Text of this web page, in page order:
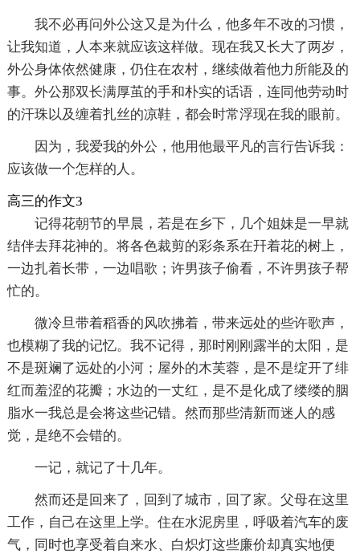
我不必再问外公这又是为什么，他多年不改的习惯，
让我知道，人本来就应该这样做。现在我又长大了两岁，
外公身体依然健康，仍住在农村，继续做着他力所能及的
事。外公那双长满厚茧的手和朴实的话语，连同他劳动时
的汗珠以及缠着扎丝的凉鞋，都会时常浮现在我的眼前。
因为，我爱我的外公，他用他最平凡的言行告诉我：
应该做一个怎样的人。
高三的作文3
记得花朝节的早晨，若是在乡下，几个姐妹是一早就
结伴去拜花神的。将各色裁剪的彩条系在幵着花的树上，
一边扎着长带，一边唱歌；许男孩子偷看，不许男孩子帮
忙的。
微冷旦带着稻香的风吹拂着，带来远处的些许歌声，
也模糊了我的记忆。我不记得，那时刚刚露半的太阳，是
不是斑斓了远处的小河；屋外的木芙蓉，是不是绽开了绯
红而羞涩的花瓣；水边的一丈红，是不是化成了缕缕的胭
脂水一我总是会将这些记错。然而那些清新而迷人的感
觉，是绝不会错的。
一记，就记了十几年。
然而还是回来了，回到了城市，回了家。父母在这里
工作，自己在这里上学。住在水泥房里，呼吸着汽车的废
气，同时也享受着自来水、白炽灯这些廉价却真实地便